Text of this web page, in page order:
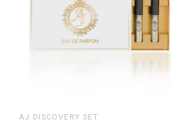
AJ DISCOVERY SET